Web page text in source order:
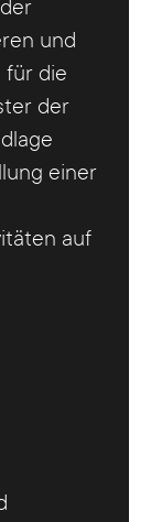
und
für die
der
einer
auf